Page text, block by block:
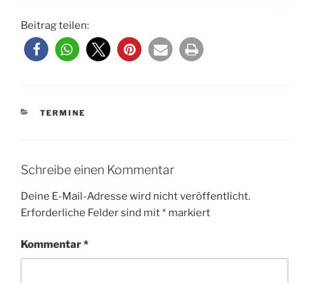
Beitrag teilen:
KATEGORIEN
TERMINE
Schreibe einen Kommentar
Deine E-Mail-Adresse wird nicht veröffentlicht.
Erforderliche Felder sind mit* markiert
Kommentar*